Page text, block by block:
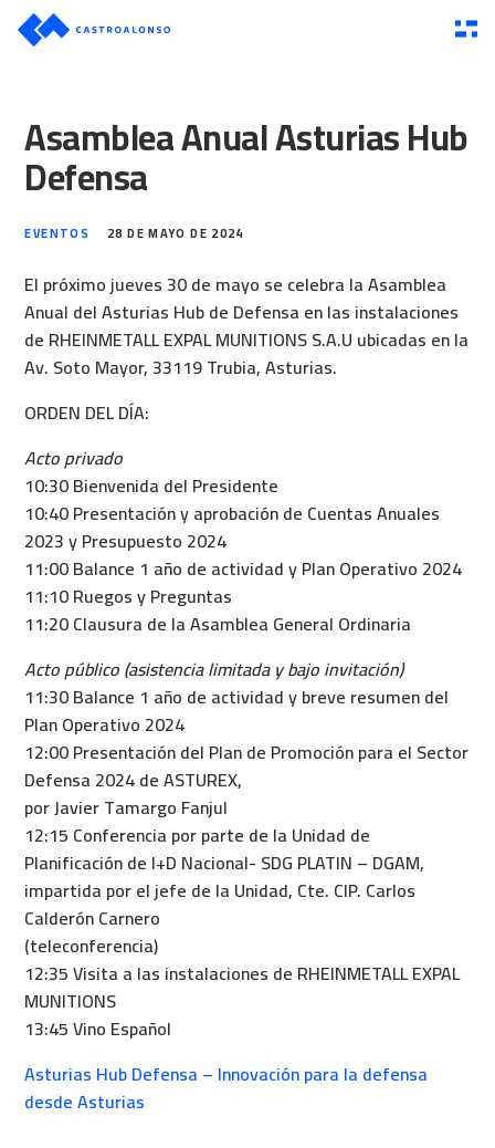
Asamblea Anual Asturias Hub
Defensa
EVENTOS 28 DE MAYO DE 2024
El próximo jueves 30 de mayo se celebra la Asamblea
Anual del Asturias Hub de Defensa en las instalaciones
de RHEINMETALL EXPAL MUNITIONS S.A.U ubicadas en la
Av. Soto Mayor, 33119 Trubia, Asturias.
ORDEN DEL DÍA:
Acto privado
10:30 Bienvenida del Presidente
10:40 Presentación y aprobación de Cuentas Anuales
2023 y Presupuesto 2024
11:00 Balance 1 año de actividad y Plan Operativo 2024
11:10 Ruegos y Preguntas
11:20 Clausura de la Asamblea General Ordinaria
Acto público (asistencia limitada y bajo invitación)
11:30 Balance 1 año de actividad y breve resumen del
Plan Operativo 2024
12:00 Presentación del Plan de Promoción para el Sector
Defensa 2024 de ASTUREX,
por Javier Tamargo Fanjul
12:15 Conferencia por parte de la Unidad de
Planificación de I+D Nacional- SDG PLATIN – DGAM,
impartida por el jefe de la Unidad, Cte. CIP. Carlos
Calderón Carnero
(teleconferencia)
12:35 Visita a las instalaciones de RHEINMETALL EXPAL
MUNITIONS
13:45 Vino Español
Asturias Hub Defensa – Innovación para la defensa
desde Asturias